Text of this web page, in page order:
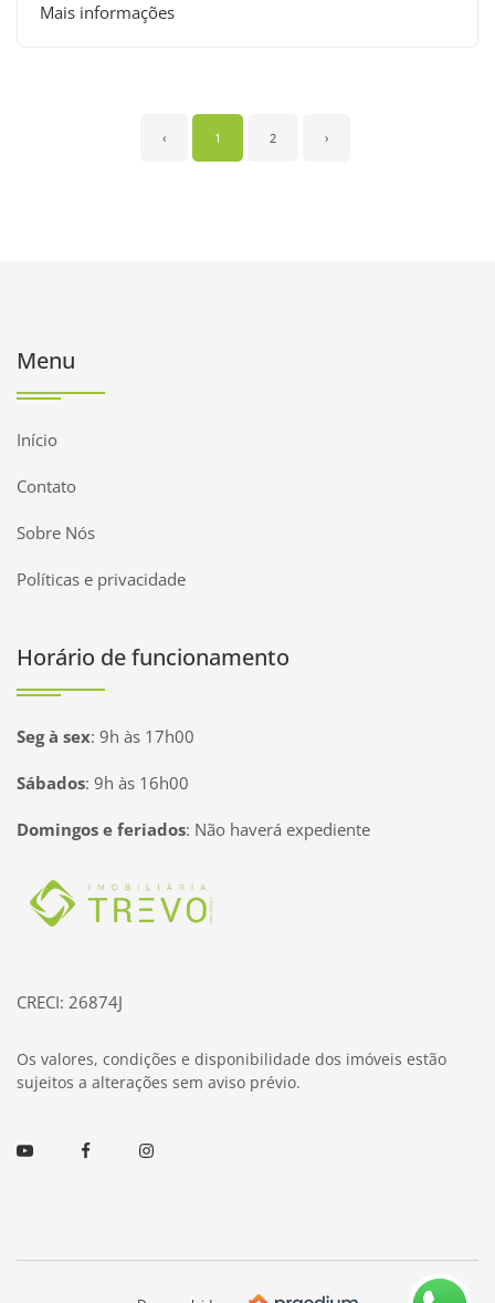
Mais informações
‹ 1 2 ›
Menu
Início
Contato
Sobre Nós
Políticas e privacidade
Horário de funcionamento
Seg à sex: 9h às 17h00
Sábados: 9h às 16h00
Domingos e feriados: Não haverá expediente
Página inicial
CRECI: 26874J
Os valores, condições e disponibilidade dos imóveis estão
sujeitos a alterações sem aviso prévio.
Youtube FacebookInstagram